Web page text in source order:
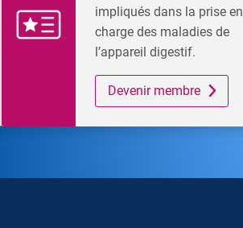
impliqués dans la prise en
charge des maladies de
l’appareil digestif.
Devenir membre